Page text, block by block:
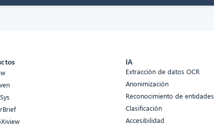
IA
Extracción de datos OCR
Anonimización
Reconocimiento de entidades
Clasificación
Accesibilidad